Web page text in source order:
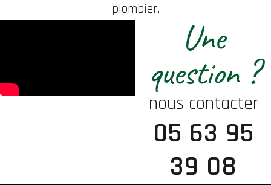
plombier.
Une
question ?
nous contacter
05 63 95
39 08